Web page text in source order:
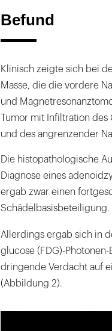
Befund
Klinisch zeigte sich bei
Masse, die die vordere
und
Tumor mit Infiltration des
und des angrenzender
Die histopathologische
Diagnose eines
ergab zwar einen
Schädelbasisbeteiligung.
Allerdings ergab sich in
glucose (FDG)-
dringende Verdacht auf
(Abbildung 2).